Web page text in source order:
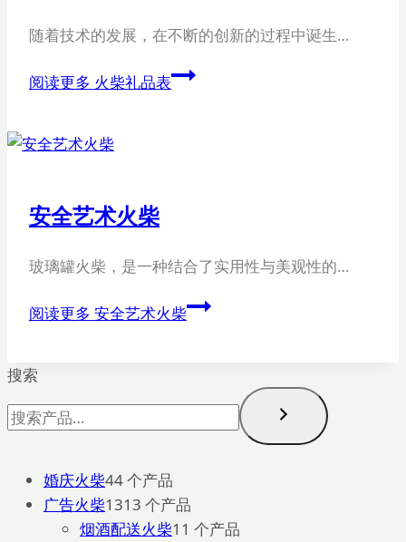
随着技术的发展，在不断的创新的过程中诞生…
阅读更多 火柴礼品表
安全艺术火柴
玻璃罐火柴，是一种结合了实用性与美观性的…
阅读更多 安全艺术火柴
搜索
婚庆火柴44 个产品
广告火柴1313 个产品
烟酒配送火柴1 1 个产品